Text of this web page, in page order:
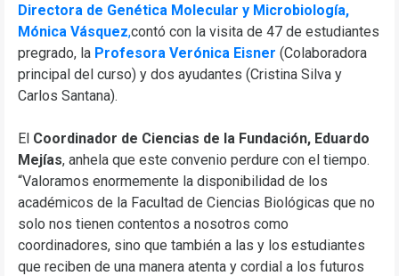
Directora de Genética Molecular y Microbiología,
Mónica Vásquez,contó con la visita de 47 de estudiantes
pregrado, la Profesora Verónica Eisner (Colaboradora
principal del curso) y dos ayudantes (Cristina Silva y
Carlos Santana).
El Coordinador de Ciencias de la Fundación, Eduardo
Mejías, anhela que este convenio perdure con el tiempo.
“Valoramos enormemente la disponibilidad de los
académicos de la Facultad de Ciencias Biológicas que no
solo nos tienen contentos a nosotros como
coordinadores, sino que también a las y los estudiantes
que reciben de una manera atenta y cordial a los futuros